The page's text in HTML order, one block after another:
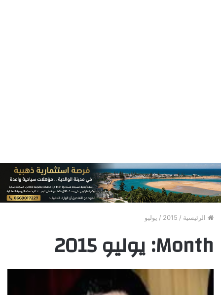
الرئيسية /
2015
/ يوليو
Month: يوليو 2015